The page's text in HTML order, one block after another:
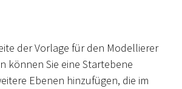
der Vorlage für den Modellierer
können Sie eine Startebene
Ebenen hinzufügen, die im